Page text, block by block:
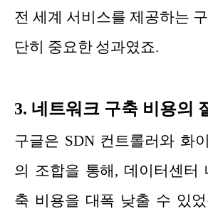
전 세계 서비스를 제공하는
단히 중요한 성과였죠.
3. 네트워크 구축 비용의
구글은 SDN 컨트롤러와 화
의 조합을 통해, 데이터센터
축 비용을 대폭 낮출 수 있